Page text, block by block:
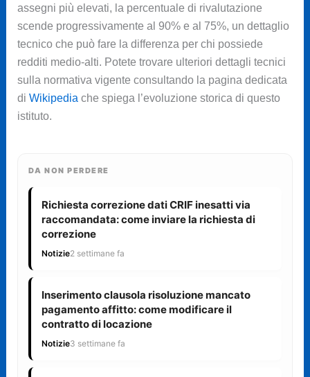
assegni più elevati, la percentuale di rivalutazione
scende progressivamente al 90% e al 75%, un dettaglio
tecnico che può fare la differenza per chi possiede
redditi medio-alti. Potete trovare ulteriori dettagli tecnici
sulla normativa vigente consultando la pagina dedicata
di Wikipediache spiega l’evoluzione storica di questo
istituto.
DA NON PERDERE
Richiesta correzione dati CRIF inesatti via
raccomandata: come inviare la richiesta di
correzione
Notizie2 settimane fa
Inserimento clausola risoluzione mancato
pagamento affitto: come modificare il
contratto di locazione
Notizie3 settimane fa